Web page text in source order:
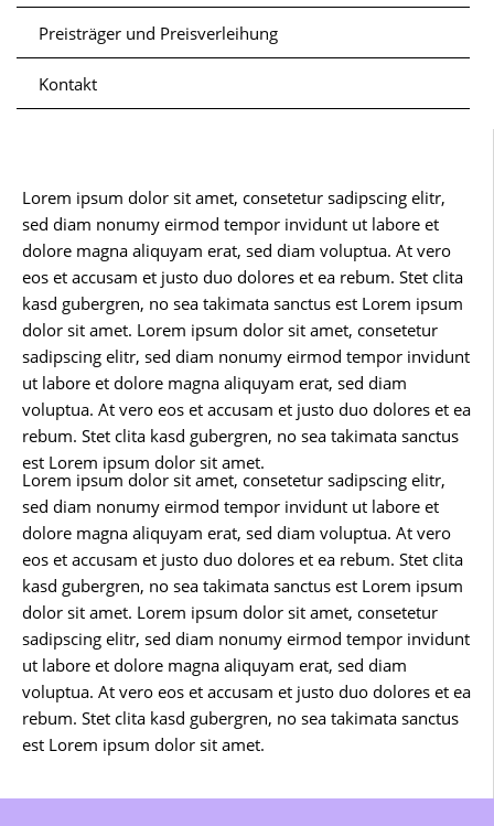
Preisträger und Preisverleihung
Kontakt
Lorem ipsum dolor sit amet, consetetur sadipscing elitr,
sed diam nonumy eirmod tempor invidunt ut labore et
dolore magna aliquyam erat, sed diam voluptua. At vero
eos et accusam et justo duo dolores et ea rebum. Stet clita
kasd gubergren, no sea takimata sanctus est Lorem ipsum
dolor sit amet. Lorem ipsum dolor sit amet, consetetur
sadipscing elitr, sed diam nonumy eirmod tempor invidunt
ut labore et dolore magna aliquyam erat, sed diam
voluptua. At vero eos et accusam et justo duo dolores et ea
rebum. Stet clita kasd gubergren, no sea takimata sanctus
est Lorem ipsum dolor sit amet.
Lorem ipsum dolor sit amet, consetetur sadipscing elitr,
sed diam nonumy eirmod tempor invidunt ut labore et
dolore magna aliquyam erat, sed diam voluptua. At vero
eos et accusam et justo duo dolores et ea rebum. Stet clita
kasd gubergren, no sea takimata sanctus est Lorem ipsum
dolor sit amet. Lorem ipsum dolor sit amet, consetetur
sadipscing elitr, sed diam nonumy eirmod tempor invidunt
ut labore et dolore magna aliquyam erat, sed diam
voluptua. At vero eos et accusam et justo duo dolores et ea
rebum. Stet clita kasd gubergren, no sea takimata sanctus
est Lorem ipsum dolor sit amet.